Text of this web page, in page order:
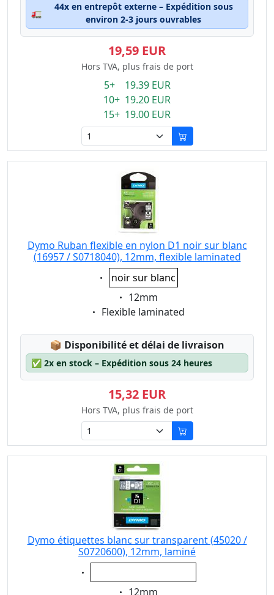
🚛
44x en entrepôt externe – Expédition sous
environ 2-3 jours ouvrables
19,59 EUR
Hors TVA, plus frais de port
5+ 19.39 EUR
10+ 19.20 EUR
15+ 19.00 EUR
Dymo Ruban flexible en nylon D1 noir sur blanc
(16957 / S0718040), 12mm, flexible laminated
Eigenschaft:
noir sur blanc
Eigenschaft:
12mm
Eigenschaft:
Flexible laminated
📦 Lagerstatus:
Disponibilité et délai de livraison
✅ 2x en stock – Expédition sous 24 heures
15,32 EUR
Hors TVA, plus frais de port
Dymo étiquettes blanc sur transparent (45020 /
S0720600), 12mm, laminé
Eigenschaft:
Eigenschaft:
12mm